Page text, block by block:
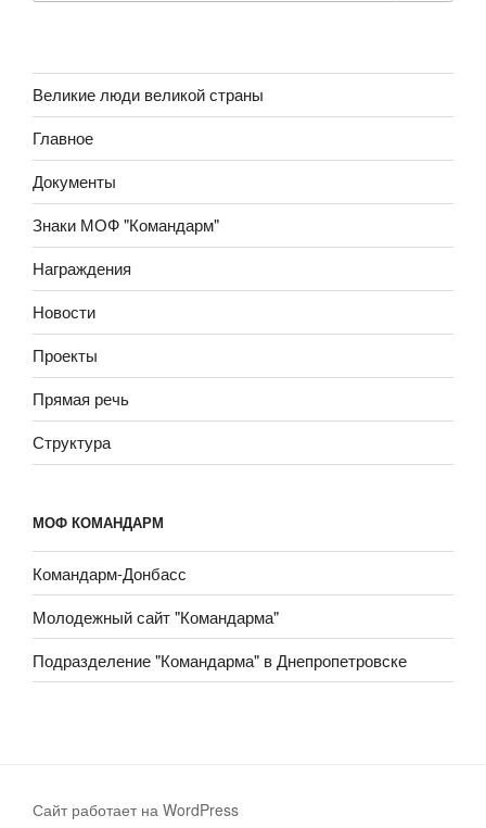
Великие люди великой страны
Главное
Документы
Знаки МОФ "Командарм"
Награждения
Новости
Проекты
Прямая речь
Структура
МОФ КОМАНДАРМ
Командарм-Донбасс
Молодежный сайт "Командарма"
Подразделение "Командарма" в Днепропетровске
Сайт работает на WordPress